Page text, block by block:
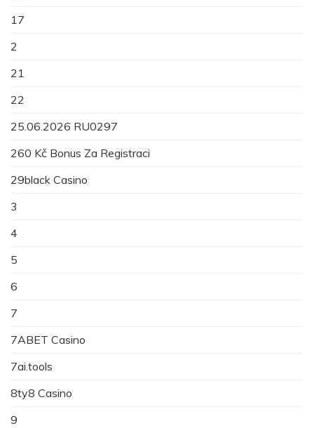
17
2
21
22
25.06.2026 RU0297
260 Kč Bonus Za Registraci
29black Casino
3
4
5
6
7
7ABET Casino
7ai.tools
8ty8 Casino
9